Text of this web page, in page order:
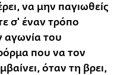
να μην παγιωθείς
σ' έναν τρόπο
αγωνία του
που να τον
όταν τη βρει,